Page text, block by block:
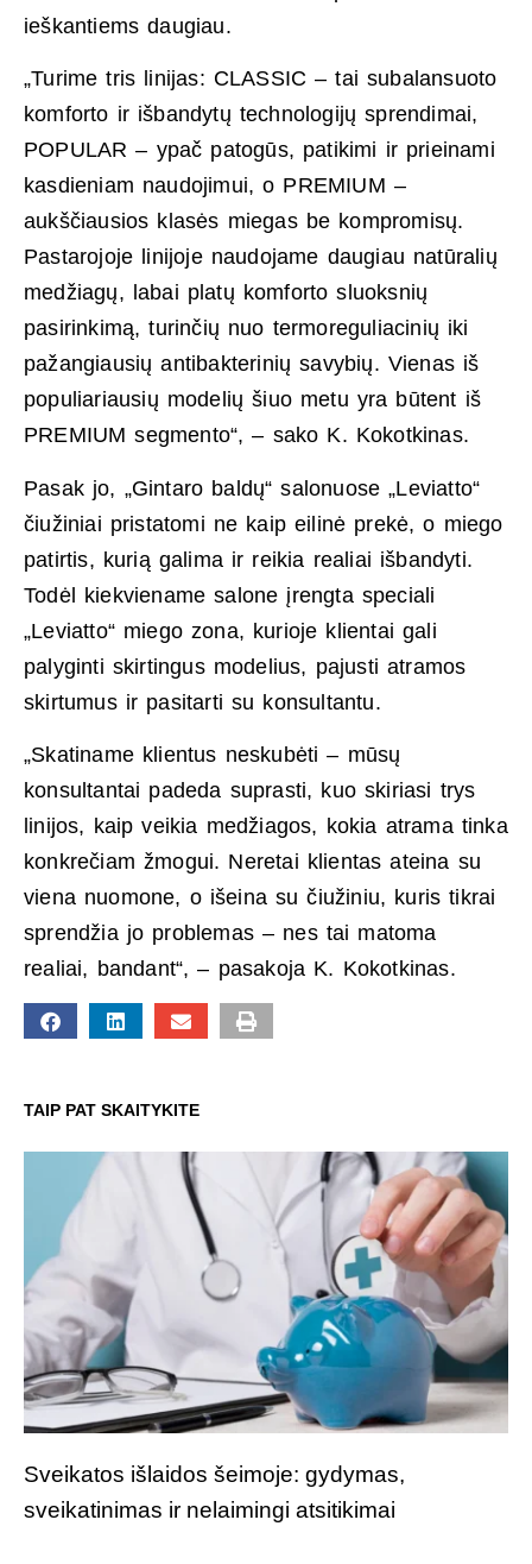
ieškantiems daugiau.
„Turime tris linijas: CLASSIC – tai subalansuoto
komforto ir išbandytų technologijų sprendimai,
POPULAR – ypač patogūs, patikimi ir prieinami
kasdieniam naudojimui, o PREMIUM –
aukščiausios klasės miegas be kompromisų.
Pastarojoje linijoje naudojame daugiau natūralių
medžiagų, labai platų komforto sluoksnių
pasirinkimą, turinčių nuo termoreguliacinių iki
pažangiausių antibakterinių savybių. Vienas iš
populiariausių modelių šiuo metu yra būtent iš
PREMIUM segmento“, – sako K. Kokotkinas.
Pasak jo, „Gintaro baldų“ salonuose „Leviatto“
čiužiniai pristatomi ne kaip eilinė prekė, o miego
patirtis, kurią galima ir reikia realiai išbandyti.
Todėl kiekviename salone įrengta speciali
„Leviatto“ miego zona, kurioje klientai gali
palyginti skirtingus modelius, pajusti atramos
skirtumus ir pasitarti su konsultantu.
„Skatiname klientus neskubėti – mūsų
konsultantai padeda suprasti, kuo skiriasi trys
linijos, kaip veikia medžiagos, kokia atrama tinka
konkrečiam žmogui. Neretai klientas ateina su
viena nuomone, o išeina su čiužiniu, kuris tikrai
sprendžia jo problemas – nes tai matoma
realiai, bandant“, – pasakoja K. Kokotkinas.
TAIP PAT SKAITYKITE
Sveikatos išlaidos šeimoje: gydymas,
sveikatinimas ir nelaimingi atsitikimai